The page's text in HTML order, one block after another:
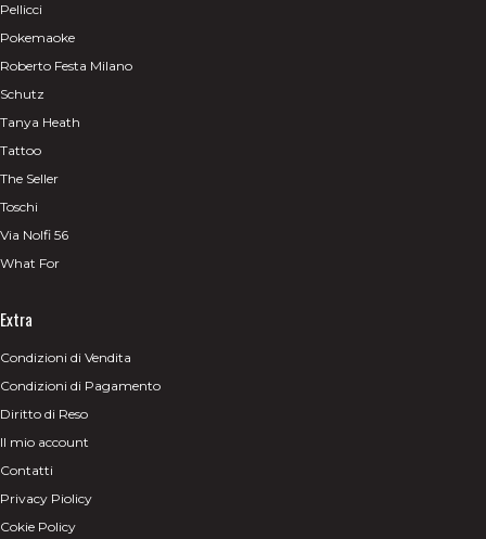
Pellicci
Pokemaoke
Roberto Festa Milano
Schutz
Tanya Heath
Tattoo
The Seller
Toschi
Via Nolfi 56
What For
Extra
Condizioni di Vendita
Condizioni di Pagamento
Diritto di Reso
Il mio account
Contatti
Privacy Piolicy
Cokie Policy